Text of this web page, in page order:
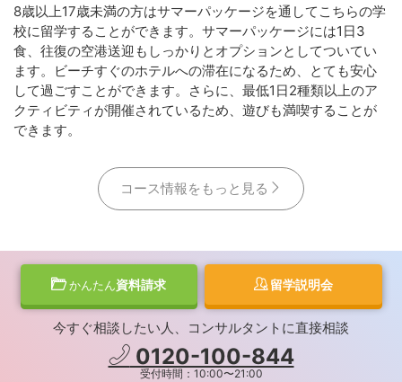
8歳以上17歳未満の方はサマーパッケージを通してこちらの学
校に留学することができます。サマーパッケージには1日3
食、往復の空港送迎もしっかりとオプションとしてついてい
ます。ビーチすぐのホテルへの滞在になるため、とても安心
して過ごすことができます。さらに、最低1日2種類以上のア
クティビティが開催されているため、遊びも満喫することが
できます。
コース情報をもっと見る
かんたん資料請求 留学説明会
今すぐ相談したい人、コンサルタントに直接相談
0120-100-844
受付時間：10:00〜21:00